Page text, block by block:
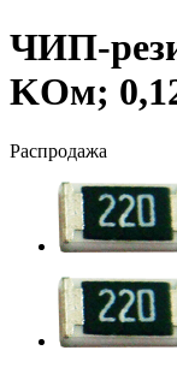
ЧИП-
KОм;
Распродажа